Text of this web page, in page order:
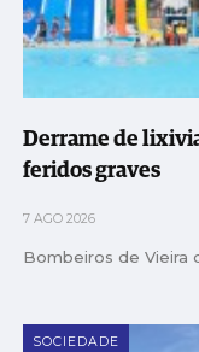
Derrame de
feridos graves
7 AGO 2026
Bombeiros de Vieira
SOCIEDADE